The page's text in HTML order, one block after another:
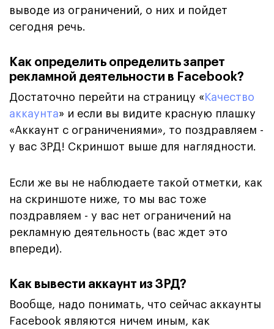
выводе из ограничений, о них и пойдет
сегодня речь.
Как определить определить запрет
рекламной деятельности в Facebook?
Достаточно перейти на страницу « Качество
аккаунта» и если вы видите красную плашку
«Аккаунт с ограничениями», то поздравляем -
у вас ЗРД! Скриншот выше для наглядности.
Если же вы не наблюдаете такой отметки, как
на скриншоте ниже, то мы вас тоже
поздравляем - у вас нет ограничений на
рекламную деятельность (вас ждет это
впереди).
Как вывести аккаунт из ЗРД?
Вообще, надо понимать, что сейчас аккаунты
Facebook являются ничем иным, как